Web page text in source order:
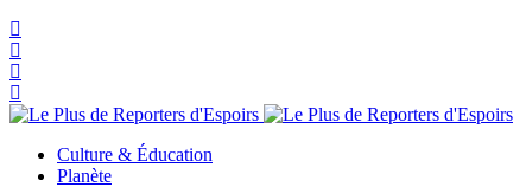
Culture & Éducation
Planète